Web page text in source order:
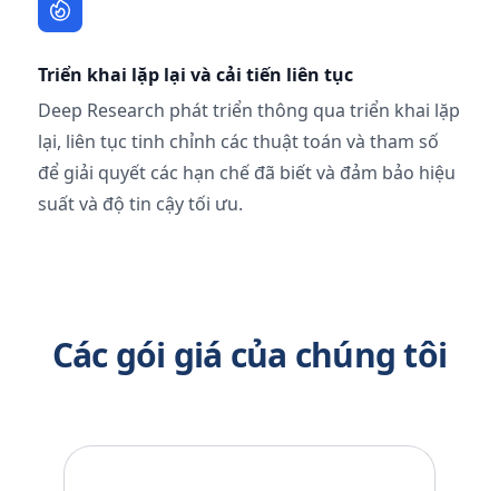
Triển khai lặp lại và cải tiến liên tục
Deep Research phát triển thông qua triển khai lặp
lại, liên tục tinh chỉnh các thuật toán và tham số
để giải quyết các hạn chế đã biết và đảm bảo hiệu
suất và độ tin cậy tối ưu.
Các gói giá của chúng tôi